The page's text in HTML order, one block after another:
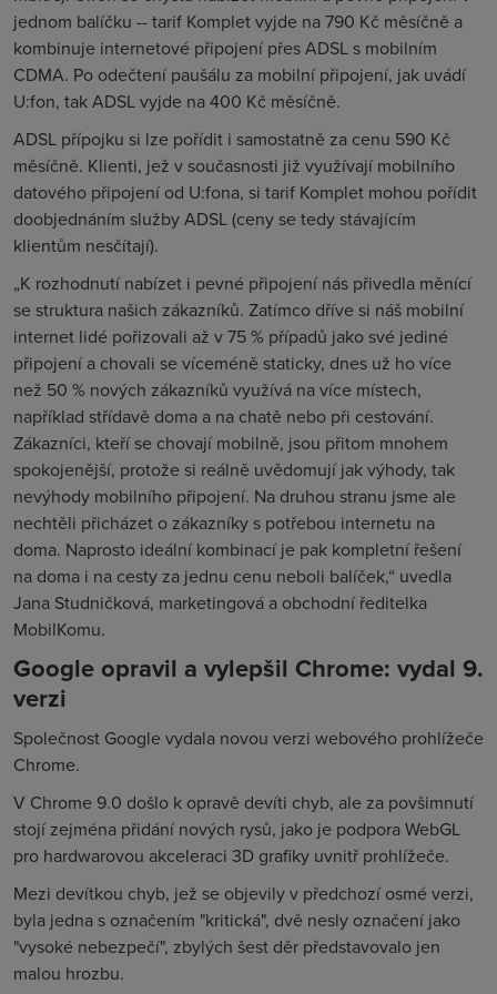
jednom balíčku -- tarif Komplet vyjde na 790 Kč měsíčně a
kombinuje internetové připojení přes ADSL s mobilním
CDMA. Po odečtení paušálu za mobilní připojení, jak uvádí
U:fon, tak ADSL vyjde na 400 Kč měsíčně.
ADSL přípojku si lze pořídit i samostatně za cenu 590 Kč
měsíčně. Klienti, jež v současnosti již využívají mobilního
datového připojení od U:fona, si tarif Komplet mohou pořídit
doobjednáním služby ADSL (ceny se tedy stávajícím
klientům nesčítají).
„K rozhodnutí nabízet i pevné připojení nás přivedla měnící
se struktura našich zákazníků. Zatímco dříve si náš mobilní
internet lidé pořizovali až v 75 % případů jako své jediné
připojení a chovali se víceméně staticky, dnes už ho více
než 50 % nových zákazníků využívá na více místech,
například střídavě doma a na chatě nebo při cestování.
Zákazníci, kteří se chovají mobilně, jsou přitom mnohem
spokojenější, protože si reálně uvědomují jak výhody, tak
nevýhody mobilního připojení. Na druhou stranu jsme ale
nechtěli přicházet o zákazníky s potřebou internetu na
doma. Naprosto ideální kombinací je pak kompletní řešení
na doma i na cesty za jednu cenu neboli balíček,“ uvedla
Jana Studničková, marketingová a obchodní ředitelka
MobilKomu.
Google opravil a vylepšil Chrome: vydal 9.
verzi
Společnost Google vydala novou verzi webového prohlížeče
Chrome.
V Chrome 9.0 došlo k opravě devíti chyb, ale za povšimnutí
stojí zejména přidání nových rysů, jako je podpora WebGL
pro hardwarovou akceleraci 3D grafiky uvnitř prohlížeče.
Mezi devítkou chyb, jež se objevily v předchozí osmé verzi,
byla jedna s označením "kritická", dvě nesly označení jako
"vysoké nebezpečí", zbylých šest děr představovalo jen
malou hrozbu.